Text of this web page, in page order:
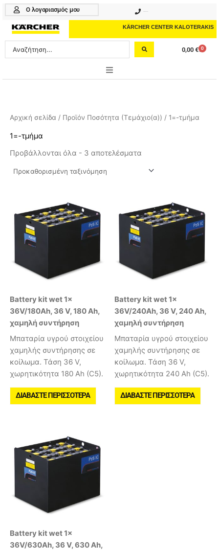
Μετάβαση
περιεχόμενο
Ο λογαριασμός μου
KÄRCHER CENTER KALOTERAKIS
Search
...
0,00 € 0
Cart
PROFESSIONAL
ΑΞΕΣΟΥΑΡ
ΚΑΘΑΡΙΣΤΙΚΑ
Αρχική σελίδα / Προϊόν Ποσότητα (Τεμάχιο(α)) / 1=-τμήμα
1=-τμήμα
Προβάλλονται όλα - 3 αποτελέσματα
Battery kit wet 1x
36V/180Ah, 36 V, 180 Ah,
χαμηλή συντήρηση
Μπαταρία υγρού στοιχείου
χαμηλής συντήρησης σε
κοίλωμα. Τάση 36 V,
χωρητικότητα 180 Ah (C5).
ΔΙΑΒΆΣΤΕ ΠΕΡΙΣΣΌΤΕΡΑ
Battery kit wet 1x
36V/240Ah, 36 V, 240 Ah,
χαμηλή συντήρηση
Μπαταρία υγρού στοιχείου
χαμηλής συντήρησης σε
κοίλωμα. Τάση 36 V,
χωρητικότητα 240 Ah (C5).
ΔΙΑΒΆΣΤΕ ΠΕΡΙΣΣΌΤΕΡΑ
Battery kit wet 1x
36V/630Ah, 36 V, 630 Ah,